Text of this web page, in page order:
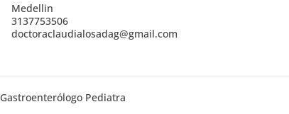
Medellin
3137753506
doctoraclaudialosadag@gmail.com
Gastroenterólogo Pediatra